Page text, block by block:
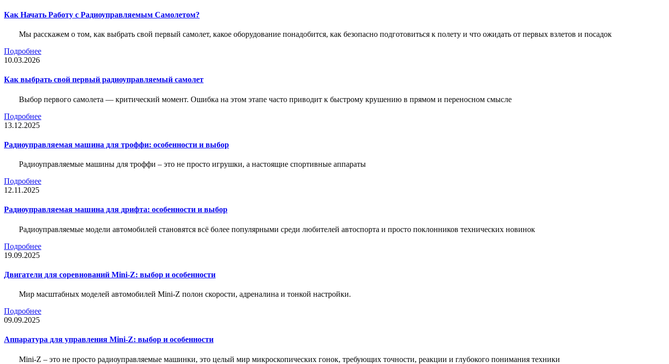
Как Начать Работу с Радиоуправляемым Самолетом?
Мы расскажем о том, как выбрать свой первый самолет, какое оборудование понадобится, как безопасно подготовиться к полету и что ожидать от первых взлетов и посадок
Подробнее
10.03.2026
Как выбрать свой первый радиоуправляемый самолет
Выбор первого самолета — критический момент. Ошибка на этом этапе часто приводит к быстрому крушению в прямом и переносном смысле
Подробнее
13.12.2025
Радиоуправляемая машина для троффи: особенности и выбор
Радиоуправляемые машины для троффи – это не просто игрушки, а настоящие спортивные аппараты
Подробнее
12.11.2025
Радиоуправляемая машина для дрифта: особенности и выбор
Радиоуправляемые модели автомобилей становятся всё более популярными среди любителей автоспорта и просто поклонников технических новинок
Подробнее
19.09.2025
Двигатели для соревнований Mini-Z: выбор и особенности
Мир масштабных моделей автомобилей Mini-Z полон скорости, адреналина и тонкой настройки.
Подробнее
09.09.2025
Аппаратура для управления Mini-Z: выбор и особенности
Mini-Z – это не просто радиоуправляемые машинки, это целый мир микроскопических гонок, требующих точности, реакции и глубокого понимания техники